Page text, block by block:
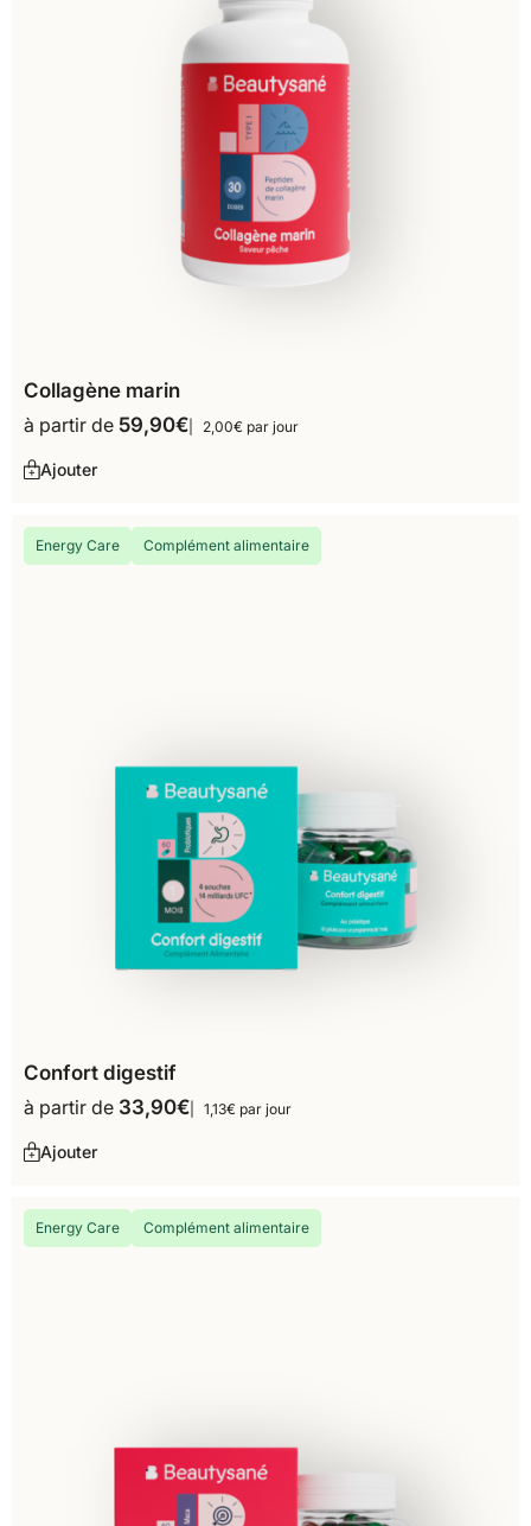
Collagène marin
à partir de 59,90€ 2,00€ par jour
Ajouter
Energy Care Complément alimentaire
Confort digestif
à partir de 33,90€ 1,13€ par jour
Ajouter
Energy Care Complément alimentaire